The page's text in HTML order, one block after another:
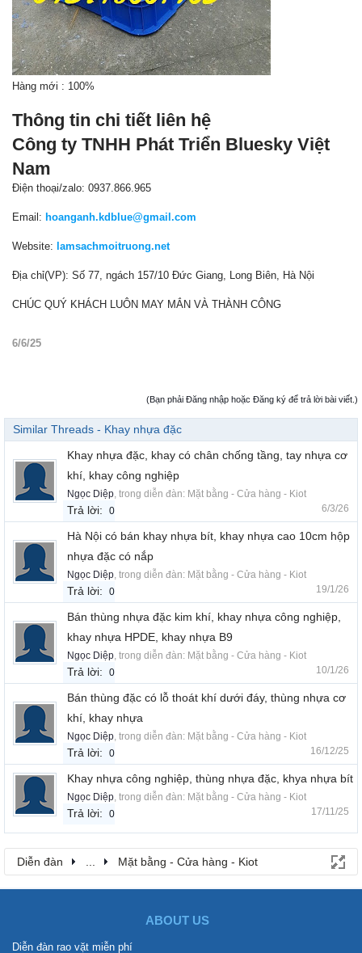
Hàng mới : 100%
Thông tin chi tiết liên hệ
Công ty TNHH Phát Triển Bluesky Việt
Nam
Điện thoại/zalo: 0937.866.965
Email: hoanganh.kdblue@gmail.com
Website: lamsachmoitruong.net
Địa chỉ(VP): Số 77, ngách 157/10 Đức Giang, Long Biên, Hà Nội
CHÚC QUÝ KHÁCH LUÔN MAY MẮN VÀ THÀNH CÔNG
6/6/25
(Bạn phải Đăng nhập hoặc Đăng ký để trả lời bài viết.)
Similar Threads - Khay nhựa đặc
Khay nhựa đặc, khay có chân chống tầng, tay nhựa cơ
khí, khay công nghiệp
Ngọc Diệp, trong diễn đàn: Mặt bằng - Cửa hàng - Kiot
Trả lời: 0 6/3/26
Hà Nội có bán khay nhựa bít, khay nhựa cao 10cm hộp
nhựa đặc có nắp
Ngọc Diệp, trong diễn đàn: Mặt bằng - Cửa hàng - Kiot
Trả lời: 0 19/1/26
Bán thùng nhựa đặc kim khí, khay nhựa công nghiệp,
khay nhựa HPDE, khay nhựa B9
Ngọc Diệp, trong diễn đàn: Mặt bằng - Cửa hàng - Kiot
Trả lời: 0 10/1/26
Bán thùng đặc có lỗ thoát khí dưới đáy, thùng nhựa cơ
khí, khay nhựa
Ngọc Diệp, trong diễn đàn: Mặt bằng - Cửa hàng - Kiot
Trả lời: 0 16/12/25
Khay nhựa công nghiệp, thùng nhựa đặc, khya nhựa bít
Ngọc Diệp, trong diễn đàn: Mặt bằng - Cửa hàng - Kiot
Trả lời: 0 17/11/25
Diễn đàn ... Mặt bằng - Cửa hàng - Kiot
ABOUT US
Diễn đàn rao vặt miễn phí